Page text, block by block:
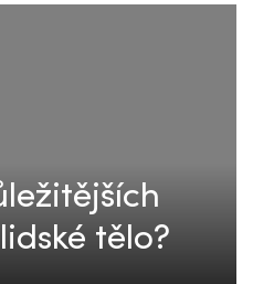
tělo?